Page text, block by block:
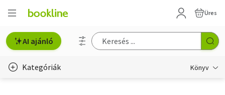
Üres
AI ajánló
Kategóriák Könyv